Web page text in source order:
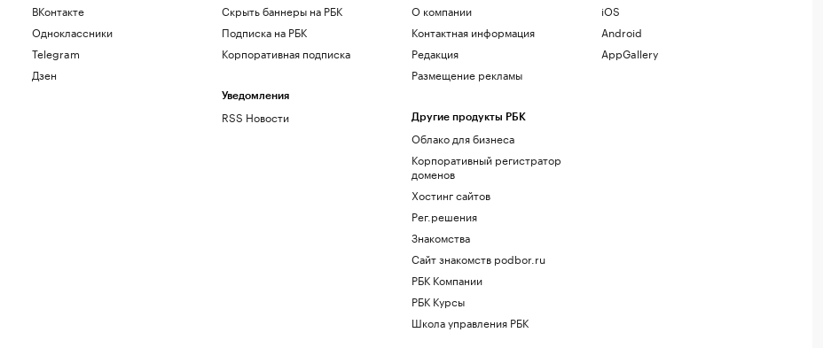
ВКонтакте
Одноклассники
Telegram
Дзен
Скрыть баннеры на РБК
Подписка на РБК
Корпоративная подписка
Уведомления
RSS Новости
О компании
Контактная информация
Редакция
Размещение рекламы
Другие продукты РБК
Облако для бизнеса
Корпоративный регистратор
доменов
Хостинг сайтов
Рег.решения
Знакомства
Сайт знакомств podbor.ru
РБК Компании
РБК Курсы
Школа управления РБК
iOS
Android
AppGallery